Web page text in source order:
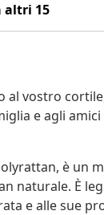
altri 15
vostro
e agli
è un
naturale. È
e alle sue